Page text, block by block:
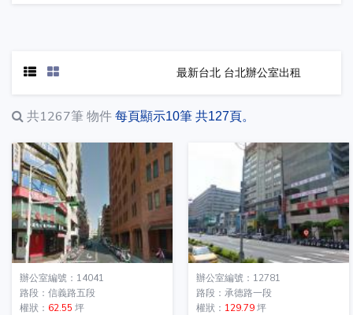
最新台北 台北辦公室出租
共1267筆 物件 每頁顯示10筆 共127頁。
辦公室編號：14041
路段：信義路五段
權狀： 62.55 坪
辦公室編號：12781
路段：承德路一段
權狀： 129.79坪